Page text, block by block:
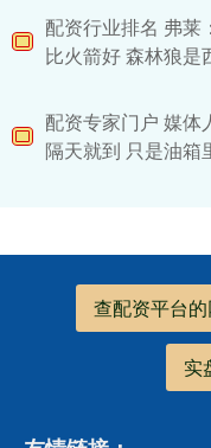
配资行业排名 弗莱
比火箭好 森林狼是
配资专家门户 媒体
隔天就到 只是油箱
查配资平台
实